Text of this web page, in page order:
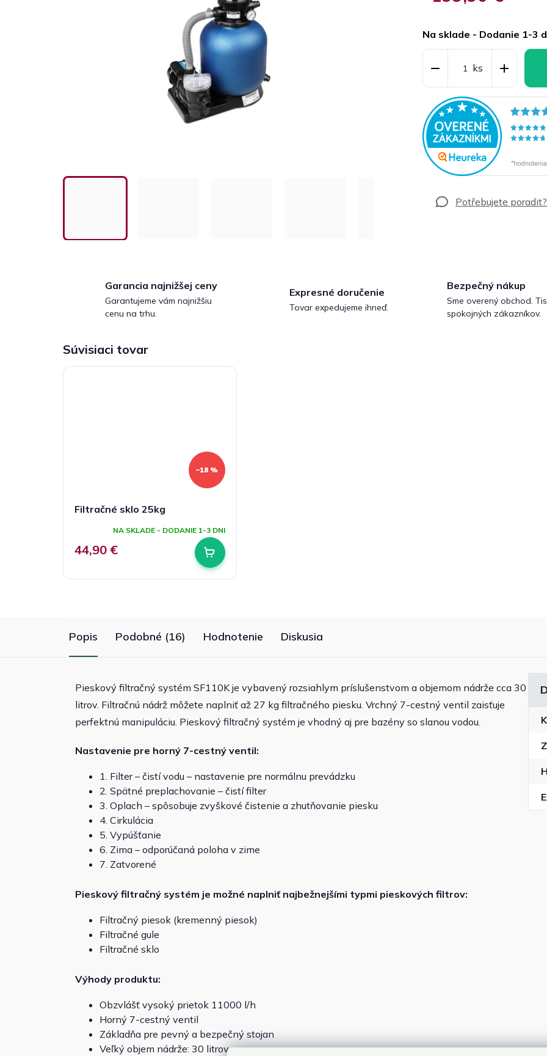
cena:
Na sklade - Dodanie 1-3
Garancia najnižšej ceny
Garantujeme vám najnižšiu
cenu na trhu.
Expresné doručenie
Tovar expedujeme ihneď.
Bezpečný nákup
Sme overený obchod.
spokojných zákazníkov.
Súvisiaci tovar
–18 %
Filtračné sklo 25kg
NA SKLADE - DODANIE 1-3 DNI
44,90 €
Popis Podobné (16) Hodnotenie Diskusia
Pieskový filtračný systém SF110K je vybavený rozsiahlym príslušenstvom a objemom nádrže cca 30
litrov. Filtračnú nádrž môžete naplniť až 27 kg filtračného piesku. Vrchný 7-cestný ventil zaisťuje
perfektnú manipuláciu. Pieskový filtračný systém je vhodný aj pre bazény so slanou vodou.
Nastavenie pre horný 7-cestný ventil:
1. Filter – čistí vodu – nastavenie pre normálnu prevádzku
2. Spätné preplachovanie – čistí filter
3. Oplach – spôsobuje zvyškové čistenie a zhutňovanie piesku
4. Cirkulácia
5. Vypúšťanie
6. Zima – odporúčaná poloha v zime
7. Zatvorené
Pieskový filtračný systém je možné naplniť najbežnejšími typmi pieskových filtrov:
Filtračný piesok (kremenný piesok)
Filtračné gule
Filtračné sklo
Výhody produktu:
Obzvlášť vysoký prietok 11000 l/h
Horný 7-cestný ventil
Základňa pre pevný a bezpečný stojan
Veľký objem nádrže: 30 litrov